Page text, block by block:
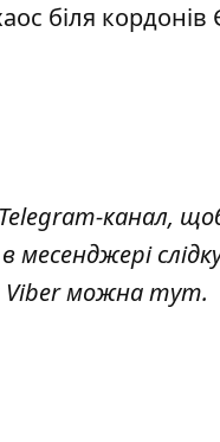
біля кордонів
Telegram-канал,
месенджері
Viber можнатут.